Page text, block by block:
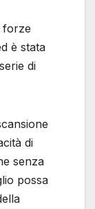
forze
è stata
di
di
senza
possa